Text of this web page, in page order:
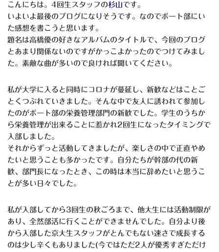
こんにちは。4回生スタッフの杉山です。
いよいよ最後のブログになりそうです。なのでボート部にい
た感想を書こうと思います。
題名は高橋優の好きなアルバムのタイトルで、今回のブログ
とあまり関係ないのですがかっこよかったのでつけてみまし
た。素敵な曲が多いので良ければ聞いてください。
私が大学に入ると同時にコロナが蔓延し、新歓などはことご
とくつぶれていきました。そんな中で友人に誘われて参加し
たのがボート部の栄養管理部門の新歓でした。学生のうちか
ら栄養管理が出来ることに惹かれ2回生になったタイミングで
入部しました。
それからずっと活動してきましたが、楽しさの中で正直やめ
たいと思うことも多かったです。自分たちが幹部の代の新
歓、部門長になったとき、この時は本当に辞めたいと思うこ
とが多い日々でした。
私が入部してから3回生の秋ごろまで、他大生には活動制限が
あり、全然部活に行くことができませんでした。自分より後
から入部した京大生スタッフがとんでもない速さで成長する
のは少し辛くもありました(今ではただ2人が優秀すぎただけ